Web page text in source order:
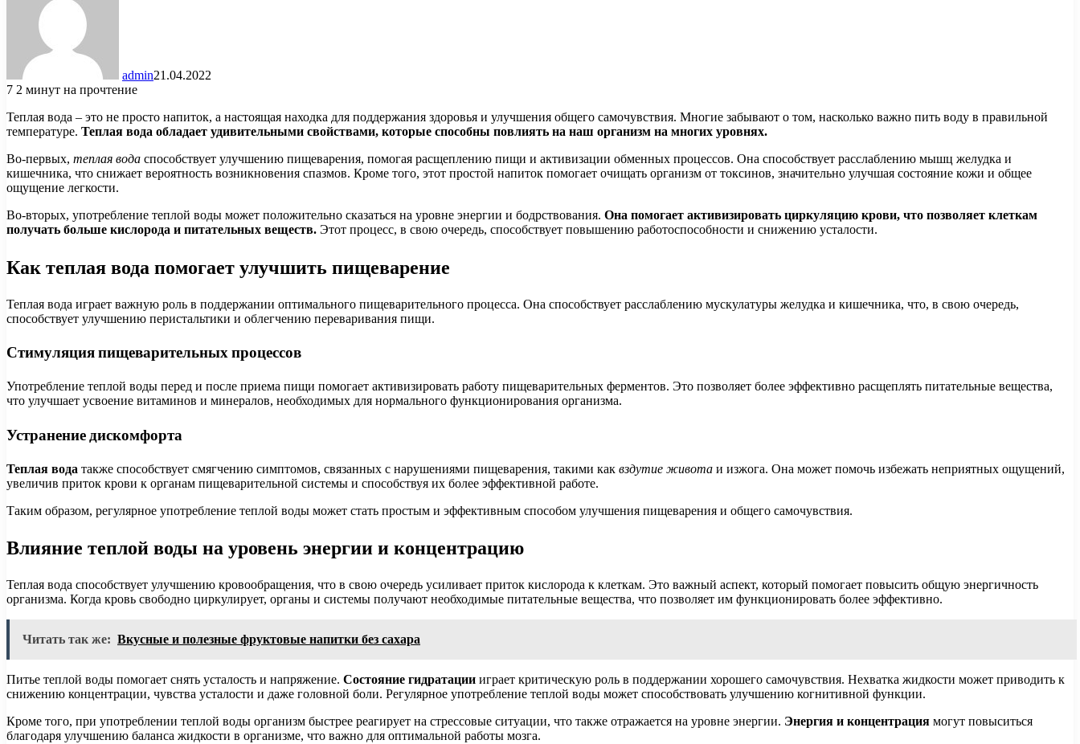
admin21.04.2022
7 2 минут на прочтение
Теплая вода – это не просто напиток, а настоящая находка для поддержания здоровья и улучшения общего самочувствия. Многие забывают о том, насколько важно пить воду в правильной
температуре. Теплая вода обладает удивительными свойствами, которые способны повлиять на наш организм на многих уровнях.
Во-первых, теплая вода способствует улучшению пищеварения, помогая расщеплению пищи и активизации обменных процессов. Она способствует расслаблению мышц желудка и
кишечника, что снижает вероятность возникновения спазмов. Кроме того, этот простой напиток помогает очищать организм от токсинов, значительно улучшая состояние кожи и общее
ощущение легкости.
Во-вторых, употребление теплой воды может положительно сказаться на уровне энергии и бодрствования. Она помогает активизировать циркуляцию крови, что позволяет клеткам
получать больше кислорода и питательных веществ. Этот процесс, в свою очередь, способствует повышению работоспособности и снижению усталости.
Как теплая вода помогает улучшить пищеварение
Теплая вода играет важную роль в поддержании оптимального пищеварительного процесса. Она способствует расслаблению мускулатуры желудка и кишечника, что, в свою очередь,
способствует улучшению перистальтики и облегчению переваривания пищи.
Стимуляция пищеварительных процессов
Употребление теплой воды перед и после приема пищи помогает активизировать работу пищеварительных ферментов. Это позволяет более эффективно расщеплять питательные вещества,
что улучшает усвоение витаминов и минералов, необходимых для нормального функционирования организма.
Устранение дискомфорта
Теплая вода также способствует смягчению симптомов, связанных с нарушениями пищеварения, такими как вздутие живота и изжога. Она может помочь избежать неприятных ощущений,
увеличив приток крови к органам пищеварительной системы и способствуя их более эффективной работе.
Таким образом, регулярное употребление теплой воды может стать простым и эффективным способом улучшения пищеварения и общего самочувствия.
Влияние теплой воды на уровень энергии и концентрацию
Теплая вода способствует улучшению кровообращения, что в свою очередь усиливает приток кислорода к клеткам. Это важный аспект, который помогает повысить общую энергичность
организма. Когда кровь свободно циркулирует, органы и системы получают необходимые питательные вещества, что позволяет им функционировать более эффективно.
Читать так же: Вкусные и полезные фруктовые напитки без сахара
Питье теплой воды помогает снять усталость и напряжение. Состояние гидратации играет критическую роль в поддержании хорошего самочувствия. Нехватка жидкости может приводить к
снижению концентрации, чувства усталости и даже головной боли. Регулярное употребление теплой воды может способствовать улучшению когнитивной функции.
Кроме того, при употреблении теплой воды организм быстрее реагирует на стрессовые ситуации, что также отражается на уровне энергии. Энергия и концентрация могут повыситься
благодаря улучшению баланса жидкости в организме, что важно для оптимальной работы мозга.